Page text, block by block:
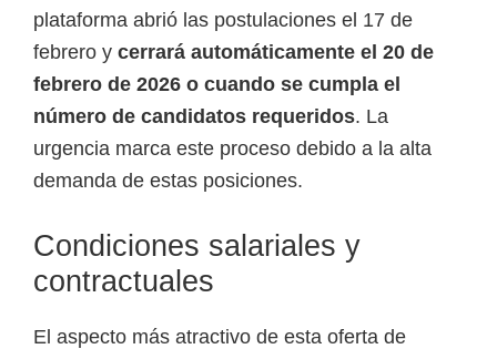
s
y
c
o
ó
g
plataforma abrió las postulaciones el 17 de
febrero y cerrará automáticamente el 20 de
febrero de 2026 o cuando se cumpla el
número de candidatos requeridos. La
urgencia marca este proceso debido a la alta
demanda de estas posiciones.
Condiciones salariales y
contractuales
El aspecto más atractivo de esta oferta de